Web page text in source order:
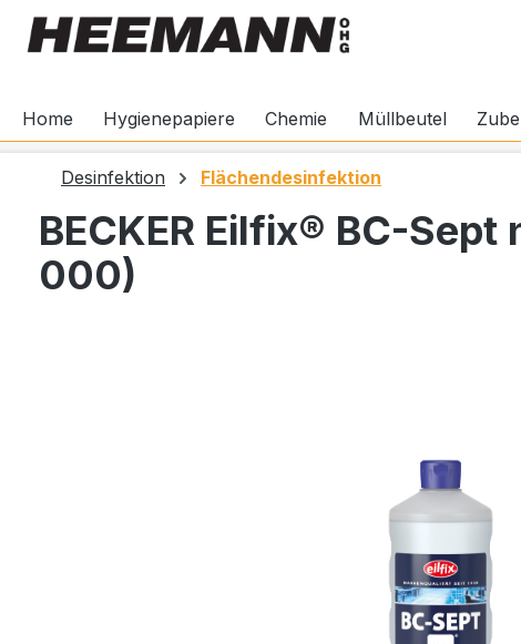
Zur Hauptnavigation springen
Home Hygienepapiere Chemie Müllbeutel
Desinfektion Flächendesinfektion
BECKER Eilfix® BC-
000)